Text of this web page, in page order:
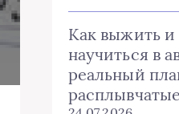
Как выжить и
научиться в
реальный